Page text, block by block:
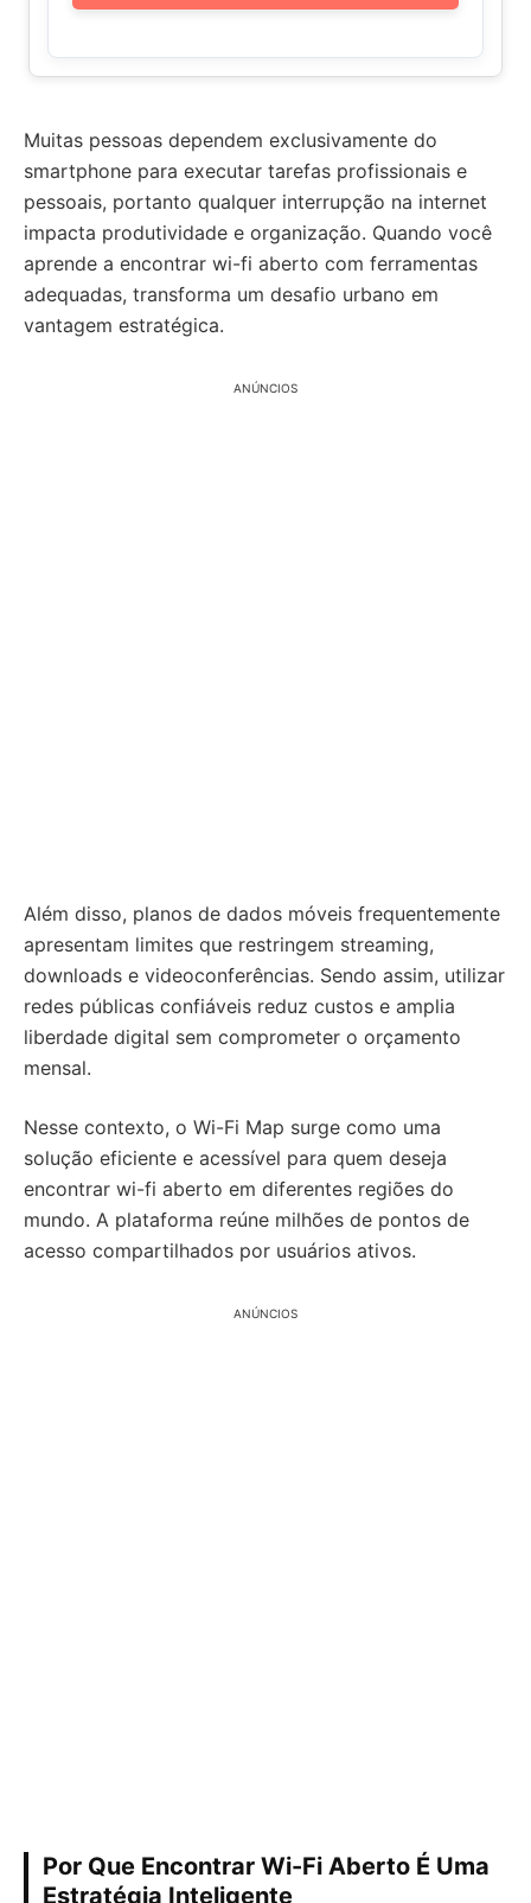
Muitas pessoas dependem exclusivamente do
smartphone para executar tarefas profissionais e
pessoais, portanto qualquer interrupção na internet
impacta produtividade e organização. Quando você
aprende a encontrar wi-fi aberto com ferramentas
adequadas, transforma um desafio urbano em
vantagem estratégica.
ANÚNCIOS
Além disso, planos de dados móveis frequentemente
apresentam limites que restringem streaming,
downloads e videoconferências. Sendo assim, utilizar
redes públicas confiáveis reduz custos e amplia
liberdade digital sem comprometer o orçamento
mensal.
Nesse contexto, o Wi-Fi Map surge como uma
solução eficiente e acessível para quem deseja
encontrar wi-fi aberto em diferentes regiões do
mundo. A plataforma reúne milhões de pontos de
acesso compartilhados por usuários ativos.
ANÚNCIOS
Por Que Encontrar Wi-Fi Aberto É Uma
Estratégia Inteligente